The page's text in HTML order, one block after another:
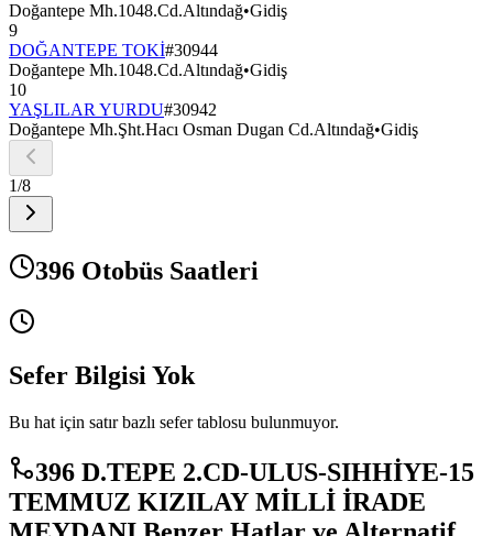
Doğantepe Mh.1048.Cd.Altındağ•Gidiş
9
DOĞANTEPE TOKİ#30944
Doğantepe Mh.1048.Cd.Altındağ•Gidiş
10
YAŞLILAR YURDU#30942
Doğantepe Mh.Şht.Hacı Osman Dugan Cd.Altındağ•Gidiş
1/8
396 Otobüs Saatleri
Sefer Bilgisi Yok
Bu hat için satır bazlı sefer tablosu bulunmuyor.
396 D.TEPE 2.CD-ULUS-SIHHİYE-15
TEMMUZ KIZILAY MİLLİ İRADE